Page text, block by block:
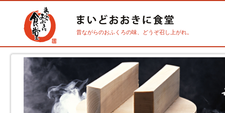
昔ながらのおふくろの味、どうぞ召し上がれ。